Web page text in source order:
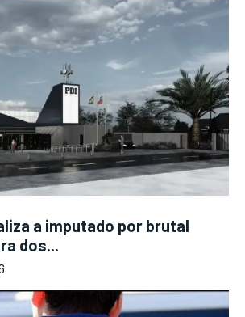
a imputado por brutal
dos...